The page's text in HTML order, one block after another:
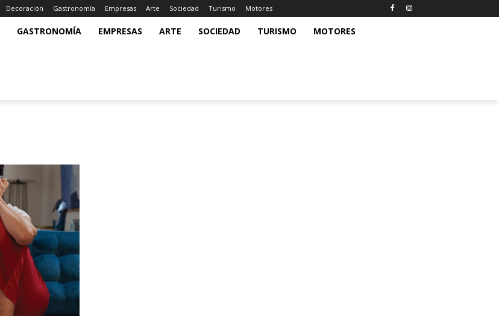
Decoración Gastronomía Empresas Arte Sociedad Turismo Motores
GASTRONOMÍA EMPRESAS ARTE SOCIEDAD TURISMO MOTORES